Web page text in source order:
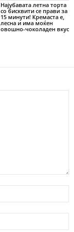
Најубавата летна торта
со бисквити се прави за
15 минути! Кремаста е,
лесна и има моќен
овошно-чоколаден вкус